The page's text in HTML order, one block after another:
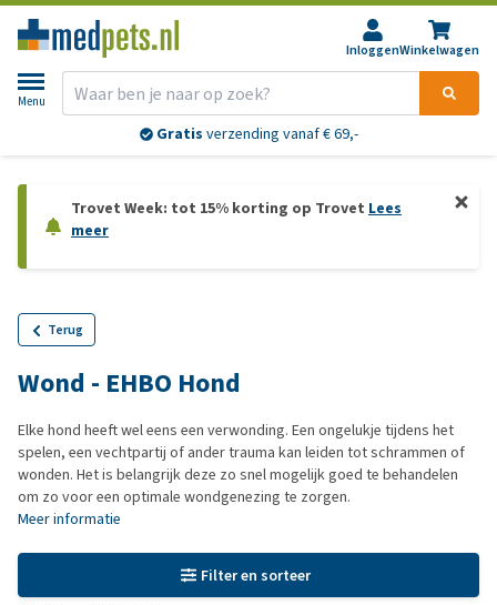
InloggenWinkelwagen
Menu
Gratis verzending vanaf € 69,-
Trovet Week: tot 15% korting op Trovet Lees
meer
Terug
Wond - EHBO Hond
Elke hond heeft wel eens een verwonding. Een ongelukje tijdens het
spelen, een vechtpartij of ander trauma kan leiden tot schrammen of
wonden. Het is belangrijk deze zo snel mogelijk goed te behandelen
om zo voor een optimale wondgenezing te zorgen.
Meer informatie
Filter en sorteer